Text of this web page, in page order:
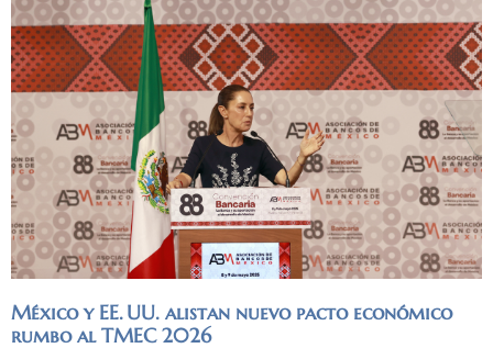
México y EE. UU. alistan nuevo pacto económico
rumbo al TMEC 2026